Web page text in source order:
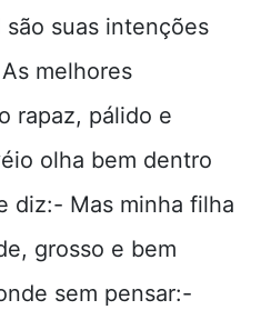
suas intenções
melhores
rapaz, pálido e
olha bem dentro
diz:- Mas minha filha
grosso e bem
sem pensar:-